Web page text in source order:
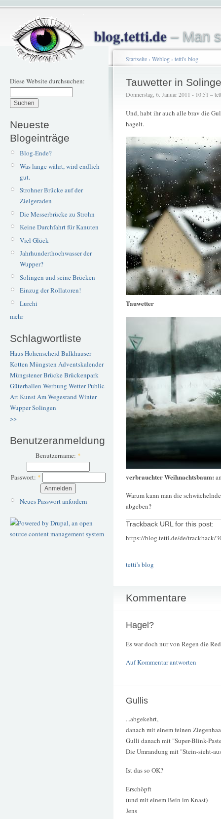
blog.tetti.de– Man
Diese Website durchsuchen:
Neueste
Blogeinträge
Blog-Ende?
Was lange währt, wird endlich
gut.
Strohner Brücke auf der
Zielgeraden
Die Messerbrücke zu Strohn
Keine Durchfahrt für Kanuten
Viel Glück
Jahrhunderthochwasser der
Wupper?
Solingen und seine Brücken
Einzug der Rollatoren!
Lurchi
mehr
Schlagwortliste
Haus Hohenscheid Balkhauser
Kotten Müngsten Adventskalender
Müngstener BrückeBrückenpark
Güterhallen Werbung WetterPublic
ArtKunstAm Wegesrand Winter
WupperSolingen
>>
Benutzeranmeldung
Benutzername: *
Passwort: *
Neues Passwort anfordern
Startseite› Weblog› tetti's blog
Tauwetter in
Donnerstag, 6. Januar 2011 - 10:51 –
Und, habt ihr auch alle brav die
hagelt.
Tauwetter
verbrauchter Weihnachtsbaum:
Warum kann man die
abgeben?
Trackback URL for this post:
https://blog.tetti.de/de/trackback/
tetti's blog
Kommentare
Hagel?
Es war doch nur von Regen die
Auf Kommentar antworten
Gullis
...abgekehrt,
danach mit einem feinen
Gulli danach mit "Super-Blink-
Die Umrandung mit "Stein-sieht-
Ist das so OK?
Erschöpft
(und mit einem Bein im Knast)
Jens